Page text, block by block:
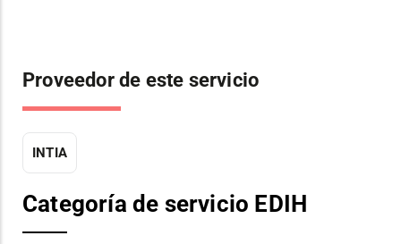
Proveedor de este servicio
INTIA
Categoría de servicio EDIH